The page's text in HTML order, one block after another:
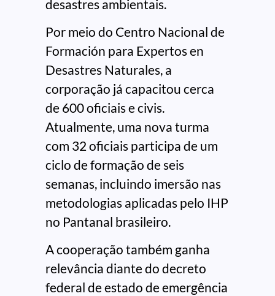
desastres ambientais.
Por meio do Centro Nacional de
Formación para Expertos en
Desastres Naturales, a
corporação já capacitou cerca
de 600 oficiais e civis.
Atualmente, uma nova turma
com 32 oficiais participa de um
ciclo de formação de seis
semanas, incluindo imersão nas
metodologias aplicadas pelo IHP
no Pantanal brasileiro.
A cooperação também ganha
relevância diante do decreto
federal de estado de emergência